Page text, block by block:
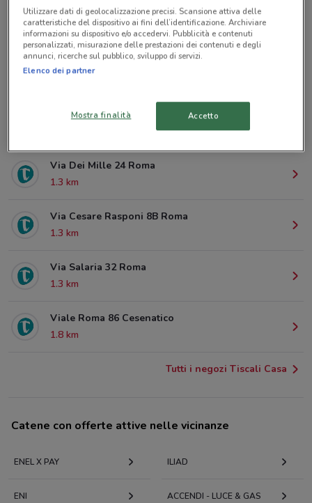
Via San Martino Della Battaglia 39 Roma
Via Dei Mille 24 Roma
1.3 km
Via Cesare Rasponi 8B Roma
1.3 km
Via Salaria 32 Roma
1.3 km
Viale Roma 86 Cesenatico
1.8 km
Tutti i negozi Tiscali Casa
Catene con offerte attive nelle vicinanze
ENEL X PAY ILIAD
ENI ACCENDI - LUCE & GAS
Utilizzare dati di geolocalizzazione precisi. Scansione attiva delle
caratteristiche del dispositivo ai fini dell’identificazione. Archiviare
informazioni su dispositivo e/o accedervi. Pubblicità e contenuti
personalizzati, misurazione delle prestazioni dei contenuti e degli
annunci, ricerche sul pubblico, sviluppo di servizi.
Elenco dei partner
Mostra finalità Accetto